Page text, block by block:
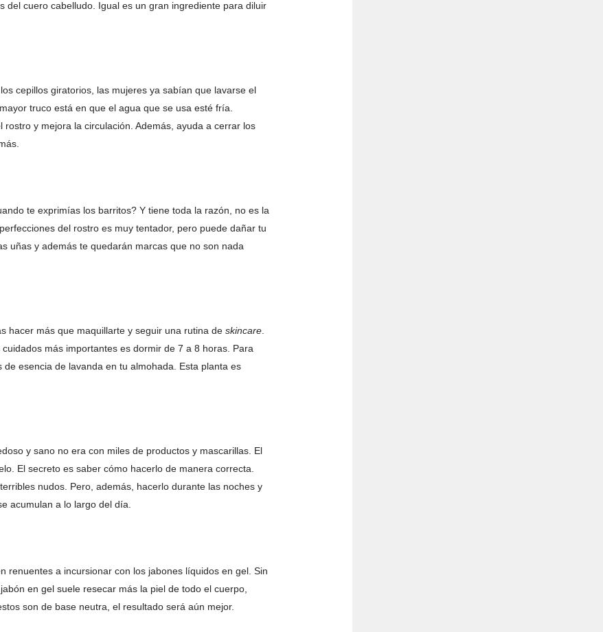
del cuero cabelludo. Igual es un gran ingrediente para diluir
cepillos giratorios, las mujeres ya sabían que lavarse el
truco está en que el agua que se usa esté fría.
y mejora la circulación. Además, ayuda a cerrar los
te exprimías los barritos? Y tiene toda la razón, no es la
del rostro es muy tentador, pero puede dañar tu
uñas y además te quedarán marcas que no son nada
hacer más que maquillarte y seguir una rutina de skincare.
más importantes es dormir de 7 a 8 horas. Para
esencia de lavanda en tu almohada. Esta planta es
y sano no era con miles de productos y mascarillas. El
El secreto es saber cómo hacerlo de manera correcta.
nudos. Pero, además, hacerlo durante las noches y
acumulan a lo largo del día.
renuentes a incursionar con los jabones líquidos en gel. Sin
en gel suele resecar más la piel de todo el cuerpo,
son de base neutra, el resultado será aún mejor.